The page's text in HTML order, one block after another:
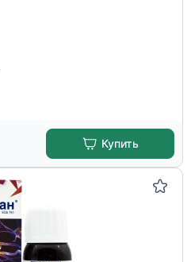
Купить